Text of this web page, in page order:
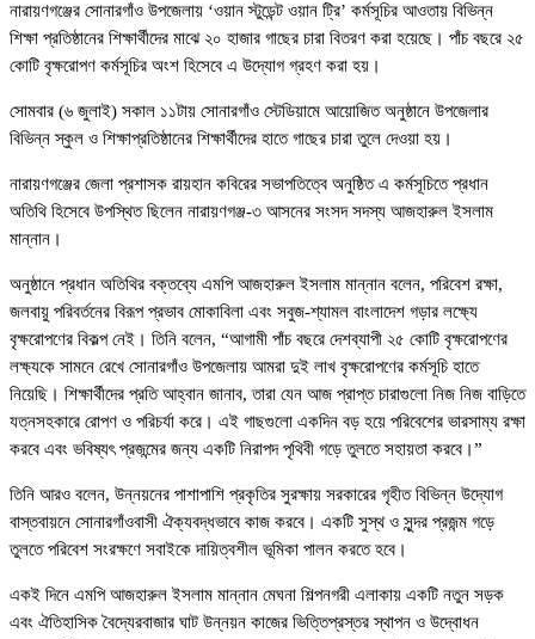
নারায়ণগঞ্জের সোনারগাঁও উপজেলায় ‘ওয়ান স্টুডেন্ট ওয়ান ট্রি’ কর্মসূচির আওতায় বিভিন্ন
শিক্ষা প্রতিষ্ঠানের শিক্ষার্থীদের মাঝে ২০ হাজার গাছের চারা বিতরণ করা হয়েছে। পাঁচ বছরে ২৫
কোটি বৃক্ষরোপণ কর্মসূচির অংশ হিসেবে এ উদ্যোগ গ্রহণ করা হয়।
সোমবার (৬ জুলাই) সকাল ১১টায় সোনারগাঁও স্টেডিয়ামে আয়োজিত অনুষ্ঠানে উপজেলার
বিভিন্ন স্কুল ও শিক্ষাপ্রতিষ্ঠানের শিক্ষার্থীদের হাতে গাছের চারা তুলে দেওয়া হয়।
নারায়ণগঞ্জের জেলা প্রশাসক রায়হান কবিরের সভাপতিত্বে অনুষ্ঠিত এ কর্মসূচিতে প্রধান
অতিথি হিসেবে উপস্থিত ছিলেন নারায়ণগঞ্জ-৩ আসনের সংসদ সদস্য আজহারুল ইসলাম
মান্নান।
অনুষ্ঠানে প্রধান অতিথির বক্তব্যে এমপি আজহারুল ইসলাম মান্নান বলেন, পরিবেশ রক্ষা,
জলবায়ু পরিবর্তনের বিরূপ প্রভাব মোকাবিলা এবং সবুজ-শ্যামল বাংলাদেশ গড়ার লক্ষ্যে
বৃক্ষরোপণের বিকল্প নেই। তিনি বলেন, “আগামী পাঁচ বছরে দেশব্যাপী ২৫ কোটি বৃক্ষরোপণের
লক্ষ্যকে সামনে রেখে সোনারগাঁও উপজেলায় আমরা দুই লাখ বৃক্ষরোপণের কর্মসূচি হাতে
নিয়েছি। শিক্ষার্থীদের প্রতি আহ্বান জানাব, তারা যেন আজ প্রাপ্ত চারাগুলো নিজ নিজ বাড়িতে
যত্নসহকারে রোপণ ও পরিচর্যা করে। এই গাছগুলো একদিন বড় হয়ে পরিবেশের ভারসাম্য রক্ষা
করবে এবং ভবিষ্যৎ প্রজন্মের জন্য একটি নিরাপদ পৃথিবী গড়ে তুলতে সহায়তা করবে।”
তিনি আরও বলেন, উন্নয়নের পাশাপাশি প্রকৃতির সুরক্ষায় সরকারের গৃহীত বিভিন্ন উদ্যোগ
বাস্তবায়নে সোনারগাঁওবাসী ঐক্যবদ্ধভাবে কাজ করবে। একটি সুস্থ ও সুন্দর প্রজন্ম গড়ে
তুলতে পরিবেশ সংরক্ষণে সবাইকে দায়িত্বশীল ভূমিকা পালন করতে হবে।
একই দিনে এমপি আজহারুল ইসলাম মান্নান মেঘনা শিল্পনগরী এলাকায় একটি নতুন সড়ক
এবং ঐতিহাসিক বৈদ্যেরবাজার ঘাট উন্নয়ন কাজের ভিত্তিপ্রস্তর স্থাপন ও উদ্বোধন